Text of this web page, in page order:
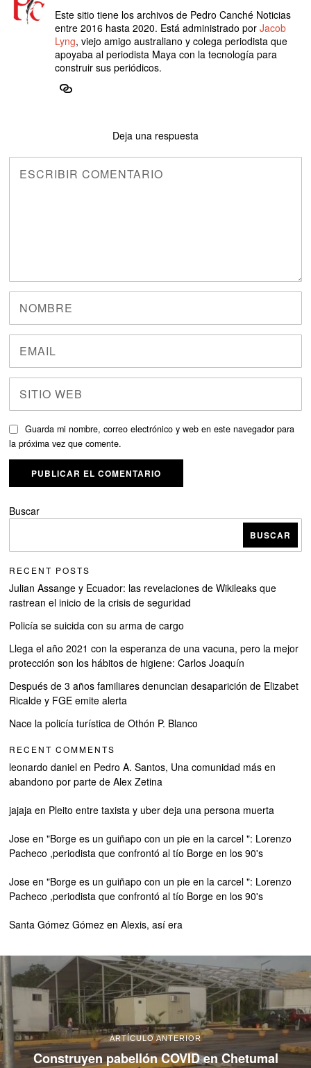
Este sitio tiene los archivos de Pedro Canché Noticias
entre 2016 hasta 2020. Está administrado porJacob
Lyng, viejo amigo australiano y colega periodista que
apoyaba al periodista Maya con la tecnología para
construir sus periódicos.
Deja una respuesta
Guarda mi nombre, correo electrónico y web en este navegador para
la próxima vez que comente.
Buscar
BUSCAR
RECENT POSTS
Julian Assange y Ecuador: las revelaciones de Wikileaks que
rastrean el inicio de la crisis de seguridad
Policía se suicida con su arma de cargo
Llega el año 2021 con la esperanza de una vacuna, pero la mejor
protección son los hábitos de higiene: Carlos Joaquín
Después de 3 años familiares denuncian desaparición de Elizabet
Ricalde y FGE emite alerta
Nace la policía turística de Othón P. Blanco
RECENT COMMENTS
leonardo daniel en Pedro A. Santos, Una comunidad más en
abandono por parte de Alex Zetina
jajaja en Pleito entre taxista y uber deja una persona muerta
Jose en"Borge es un guiñapo con un pie en la carcel ": Lorenzo
Pacheco ,periodista que confrontó al tío Borge en los 90's
Jose en"Borge es un guiñapo con un pie en la carcel ": Lorenzo
Pacheco ,periodista que confrontó al tío Borge en los 90's
Santa Gómez Gómez enAlexis, así era
ARTÍCULO ANTERIOR
Construyen pabellón COVID en Chetumal